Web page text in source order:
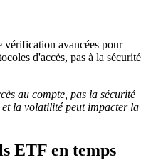
vérification avancées pour
d'accès, pas à la sécurité
au compte, pas la sécurité
la volatilité peut impacter la
ETF en temps